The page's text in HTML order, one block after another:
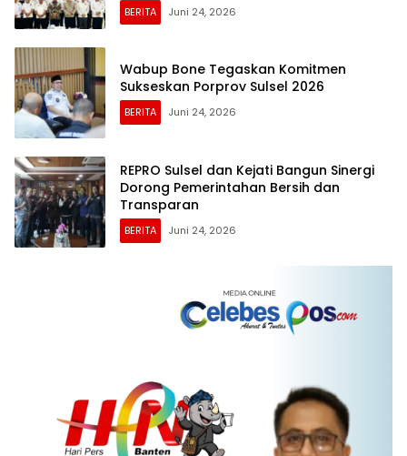
BERITA Juni 24, 2026
Wabup Bone Tegaskan Komitmen
Sukseskan Porprov Sulsel 2026
BERITA Juni 24, 2026
REPRO Sulsel dan Kejati Bangun Sinergi
Dorong Pemerintahan Bersih dan
Transparan
BERITA Juni 24, 2026